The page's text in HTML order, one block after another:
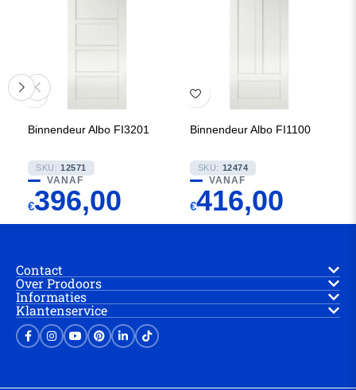
Binnendeur Albo FI3201
SKU: 12571
VANAF
€396,00
Binnendeur Albo FI1100
SKU: 12474
VANAF
€416,00
Contact
Over Prodoors
Informaties
Klantenservice